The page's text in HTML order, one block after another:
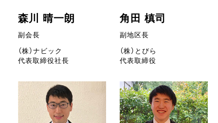
森川 晴一朗
副会長
（株）ナビック
代表取締役社長
角田 槙司
副地区長
（株）とびら
代表取締役